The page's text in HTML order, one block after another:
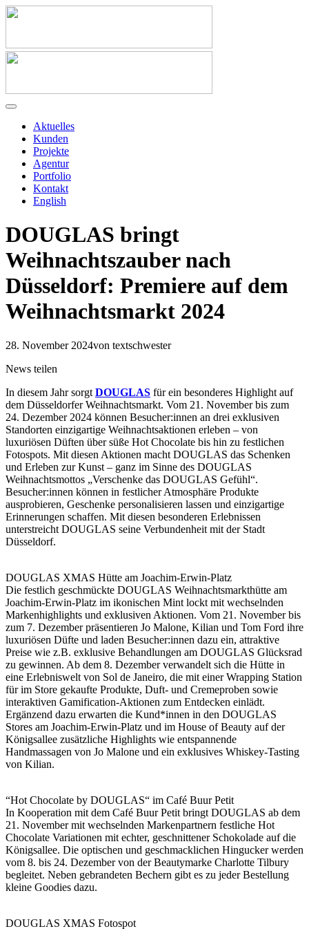
Aktuelles
Kunden
Projekte
Agentur
Portfolio
Kontakt
English
DOUGLAS bringt
Weihnachtszauber nach
Düsseldorf: Premiere auf dem
Weihnachtsmarkt 2024
28. November 2024von textschwester
News teilen
In diesem Jahr sorgt DOUGLAS für ein besonderes Highlight auf
dem Düsseldorfer Weihnachtsmarkt. Vom 21. November bis zum
24. Dezember 2024 können Besucher:innen an drei exklusiven
Standorten einzigartige Weihnachtsaktionen erleben – von
luxuriösen Düften über süße Hot Chocolate bis hin zu festlichen
Fotospots. Mit diesen Aktionen macht DOUGLAS das Schenken
und Erleben zur Kunst – ganz im Sinne des DOUGLAS
Weihnachtsmottos „Verschenke das DOUGLAS Gefühl“.
Besucher:innen können in festlicher Atmosphäre Produkte
ausprobieren, Geschenke personalisieren lassen und einzigartige
Erinnerungen schaffen. Mit diesen besonderen Erlebnissen
unterstreicht DOUGLAS seine Verbundenheit mit der Stadt
Düsseldorf.
DOUGLAS XMAS Hütte am Joachim-Erwin-Platz
Die festlich geschmückte DOUGLAS Weihnachtsmarkthütte am
Joachim-Erwin-Platz im ikonischen Mint lockt mit wechselnden
Markenhighlights und exklusiven Aktionen. Vom 21. November bis
zum 7. Dezember präsentieren Jo Malone, Kilian und Tom Ford ihre
luxuriösen Düfte und laden Besucher:innen dazu ein, attraktive
Preise wie z.B. exklusive Behandlungen am DOUGLAS Glücksrad
zu gewinnen. Ab dem 8. Dezember verwandelt sich die Hütte in
eine Erlebniswelt von Sol de Janeiro, die mit einer Wrapping Station
für im Store gekaufte Produkte, Duft- und Cremeproben sowie
interaktiven Gamification-Aktionen zum Entdecken einlädt.
Ergänzend dazu erwarten die Kund*innen in den DOUGLAS
Stores am Joachim-Erwin-Platz und im House of Beauty auf der
Königsallee zusätzliche Highlights wie entspannende
Handmassagen von Jo Malone und ein exklusives Whiskey-Tasting
von Kilian.
“Hot Chocolate by DOUGLAS“ im Café Buur Petit
In Kooperation mit dem Café Buur Petit bringt DOUGLAS ab dem
21. November mit wechselnden Markenpartnern festliche Hot
Chocolate Variationen mit echter, geschnittener Schokolade auf die
Königsallee. Die optischen und geschmacklichen Hingucker werden
vom 8. bis 24. Dezember von der Beautymarke Charlotte Tilbury
begleitet. Neben gebrandeten Bechern gibt es zu jeder Bestellung
kleine Goodies dazu.
DOUGLAS XMAS Fotospot